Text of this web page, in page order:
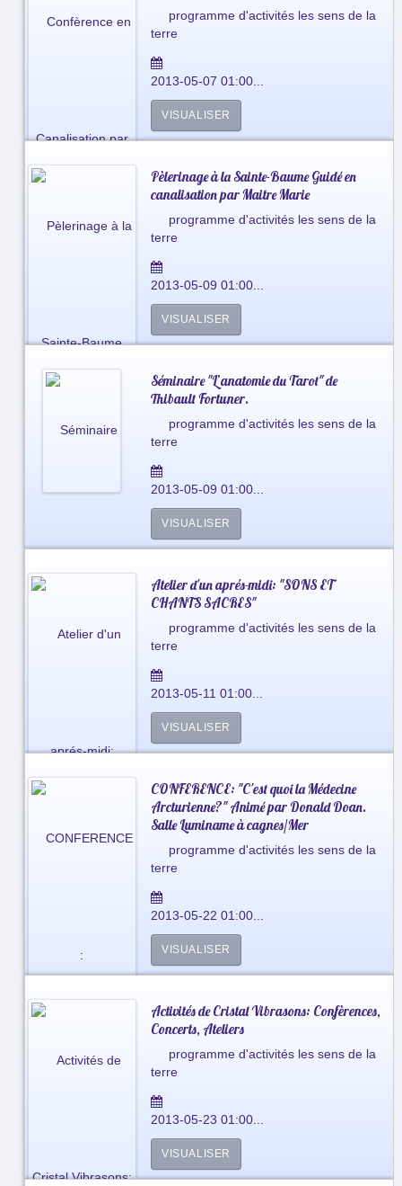
programme d'activités les sens de la
terre
2013-05-07 01:00...
VISUALISER
Pèlerinage à la Sainte-Baume Guidé en
canalisation par Maitre Marie
programme d'activités les sens de la
terre
2013-05-09 01:00...
VISUALISER
Séminaire "L’anatomie du Tarot" de
Thibault Fortuner.
programme d'activités les sens de la
terre
2013-05-09 01:00...
VISUALISER
Atelier d'un aprés-midi: "SONS ET
CHANTS SACRES"
programme d'activités les sens de la
terre
2013-05-11 01:00...
VISUALISER
CONFERENCE: "C'est quoi la Médecine
Arcturienne?" Animé par Donald Doan.
Salle Luminame à cagnes/Mer
programme d'activités les sens de la
terre
2013-05-22 01:00...
VISUALISER
Activités de Cristal Vibrasons: Confèrences,
Concerts, Ateliers
programme d'activités les sens de la
terre
2013-05-23 01:00...
VISUALISER